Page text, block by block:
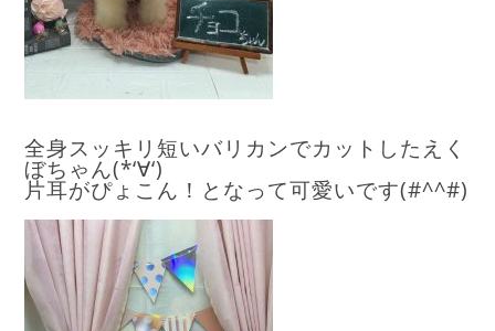
全身スッキリ短いバリカンでカットしたえく
ぼちゃん(*‘∀‘)
片耳がぴょこん！となって可愛いです(#^^#)